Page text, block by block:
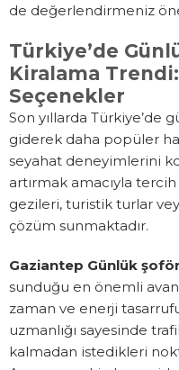
de değerlendirmeniz
Türkiye’de
Kiralama
Seçenekler
Son yıllarda Türkiye’de
giderek daha popüler
seyahat deneyimlerini
artırmak amacıyla
gezileri, turistik turlar
çözüm sunmaktadır.
Gaziantep Günlük
sunduğu en önemli
zaman ve enerji
uzmanlığı sayesinde
kalmadan istedikleri